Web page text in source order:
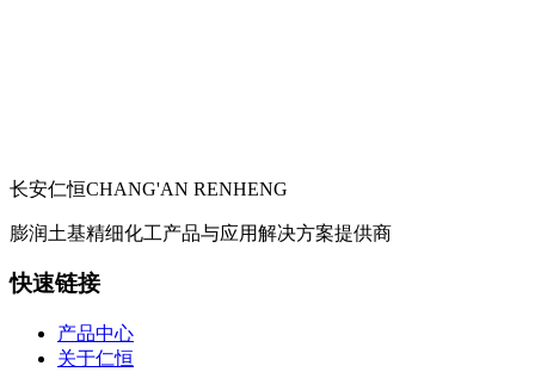
长安仁恒CHANG'AN RENHENG
膨润土基精细化工产品与应用解决方案提供商
快速链接
产品中心
关于仁恒